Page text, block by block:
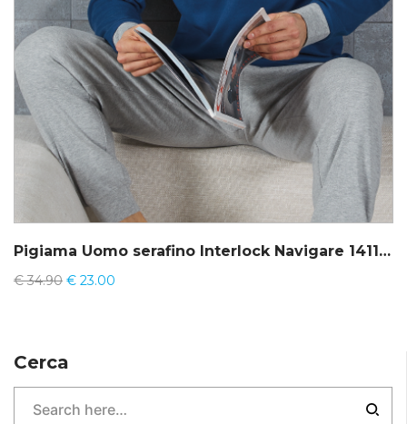
Pigiama Uomo serafino Interlock Navigare 141137
€34.90 € 23.00
Cerca